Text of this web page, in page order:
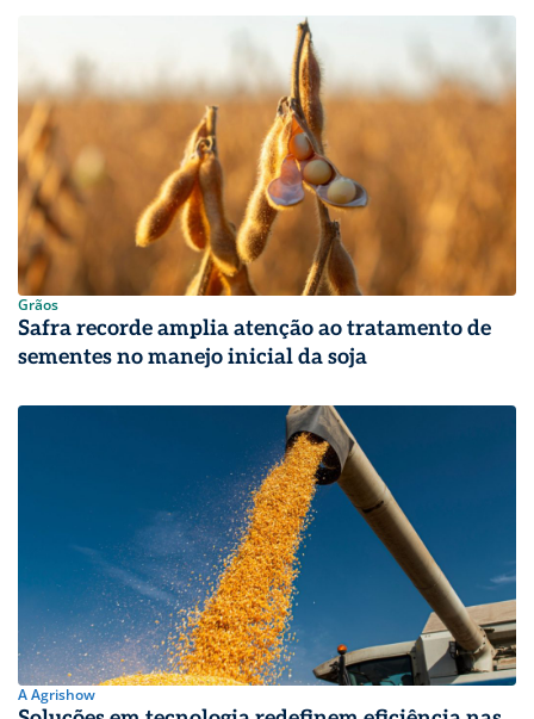
Grãos
Safra recorde amplia atenção ao tratamento de
sementes no manejo inicial da soja
A Agrishow